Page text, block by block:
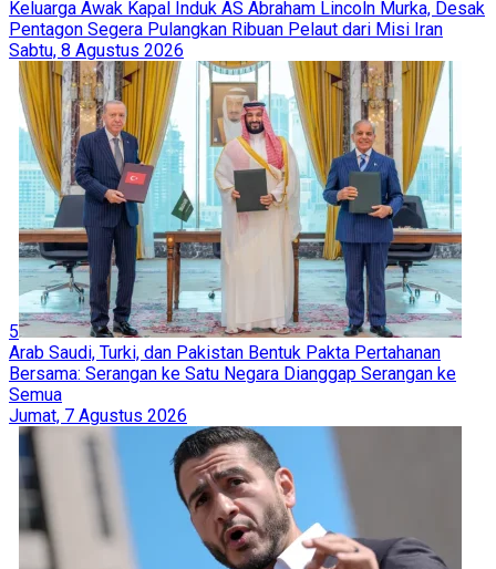
Keluarga Awak Kapal Induk AS Abraham Lincoln Murka, Desak
Pentagon Segera Pulangkan Ribuan Pelaut dari Misi Iran
Sabtu, 8 Agustus 2026
5
Arab Saudi, Turki, dan Pakistan Bentuk Pakta Pertahanan
Bersama: Serangan ke Satu Negara Dianggap Serangan ke
Semua
Jumat, 7 Agustus 2026